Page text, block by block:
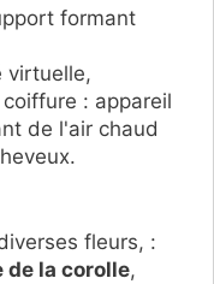
formant
virtuelle,
: appareil
de l'air chaud
fleurs, :
de la corolle,